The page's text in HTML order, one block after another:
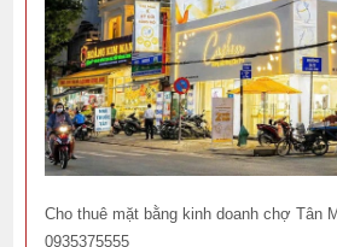
Cho thuê mặt bằng kinh doanh chợ Tân
0935375555